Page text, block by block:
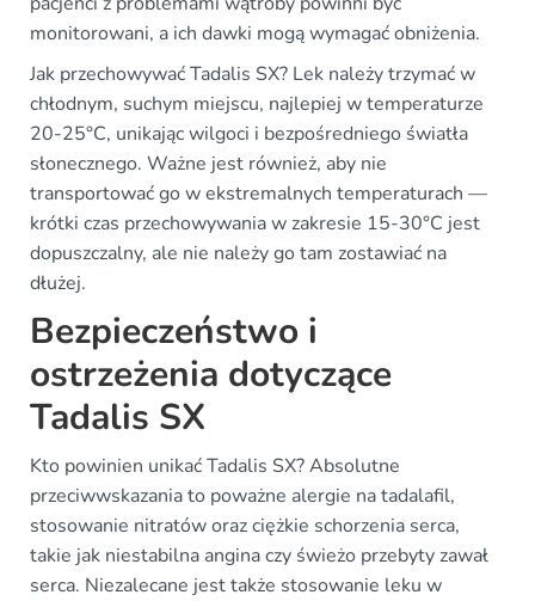
monitorowani, a ich dawki mogą wymagać obniżenia.
Jak przechowywać Tadalis SX? Lek należy trzymać w
chłodnym, suchym miejscu, najlepiej w temperaturze
20-25°C, unikając wilgoci i bezpośredniego światła
słonecznego. Ważne jest również, aby nie
transportować go w ekstremalnych temperaturach —
krótki czas przechowywania w zakresie 15-30°C jest
dopuszczalny, ale nie należy go tam zostawiać na
dłużej.
Bezpieczeństwo i
ostrzeżenia dotyczące
Tadalis SX
Kto powinien unikać Tadalis SX? Absolutne
przeciwwskazania to poważne alergie na tadalafil,
stosowanie nitratów oraz ciężkie schorzenia serca,
takie jak niestabilna angina czy świeżo przebyty zawał
serca. Niezalecane jest także stosowanie leku w